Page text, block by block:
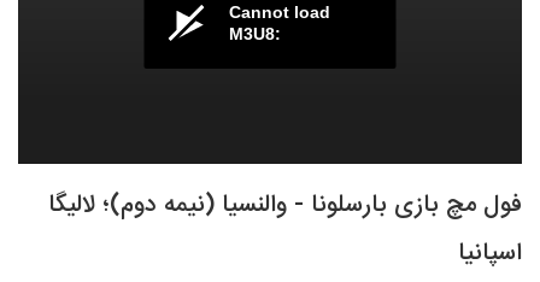
Cannot load
M3U8:
فول مچ بازی بارسلونا - والنسیا (نیمه دوم)؛ لالیگا
اسپانیا